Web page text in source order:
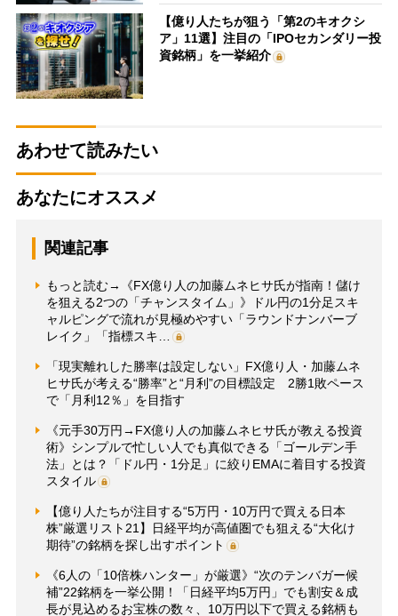
【億り人たちが狙う「第2のキオクシ
ア」11選】注目の「IPOセカンダリー投
資銘柄」を一挙紹介
あわせて読みたい
あなたにオススメ
関連記事
もっと読む→《FX億り人の加藤ムネヒサ氏が指南！儲け
を狙える2つの「チャンスタイム」》ドル円の1分足スキ
ャルピングで流れが見極めやすい「ラウンドナンバーブ
レイク」「指標スキ…
「現実離れした勝率は設定しない」FX億り人・加藤ムネ
ヒサ氏が考える“勝率”と“月利”の目標設定 2勝1敗ペース
で「月利12％」を目指す
《元手30万円→FX億り人の加藤ムネヒサ氏が教える投資
術》シンプルで忙しい人でも真似できる「ゴールデン手
法」とは？「ドル円・1分足」に絞りEMAに着目する投資
スタイル
【億り人たちが注目する“5万円・10万円で買える日本
株”厳選リスト21】日経平均が高値圏でも狙える“大化け
期待”の銘柄を探し出すポイント
《6人の「10倍株ハンター」が厳選》“次のテンバガー候
補”22銘柄を一挙公開！「日経平均5万円」でも割安＆成
長が見込めるお宝株の数々、10万円以下で買える銘柄も